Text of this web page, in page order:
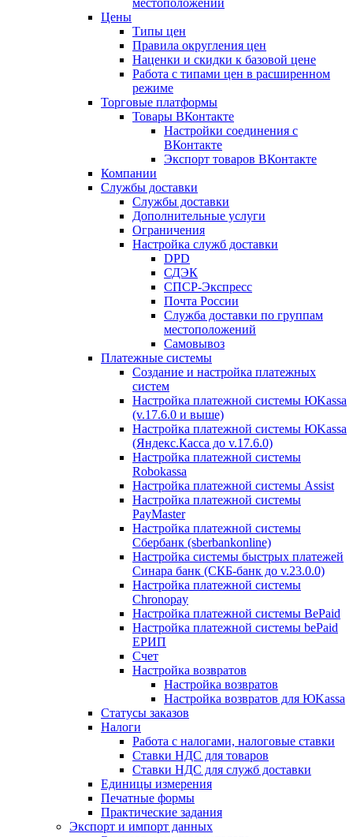
местоположений
Цены
Типы цен
Правила округления цен
Наценки и скидки к базовой цене
Работа с типами цен в расширенном
режиме
Торговые платформы
Товары ВКонтакте
Настройки соединения с
ВКонтакте
Экспорт товаров ВКонтакте
Компании
Службы доставки
Службы доставки
Дополнительные услуги
Ограничения
Настройка служб доставки
DPD
СДЭК
СПСР-Экспресс
Почта России
Служба доставки по группам
местоположений
Самовывоз
Платежные системы
Создание и настройка платежных
систем
Настройка платежной системы ЮKassa
(v.17.6.0 и выше)
Настройка платежной системы ЮKassa
(Яндекс.Касса до v.17.6.0)
Настройка платежной системы
Robokassa
Настройка платежной системы Assist
Настройка платежной системы
PayMaster
Настройка платежной системы
Сбербанк (sberbankonline)
Настройка системы быстрых платежей
Синара банк (СКБ-банк до v.23.0.0)
Настройка платежной системы
Chronopay
Настройка платежной системы BePaid
Настройка платежной системы bePaid
ЕРИП
Счет
Настройка возвратов
Настройка возвратов
Настройка возвратов для ЮKassa
Статусы заказов
Налоги
Работа с налогами, налоговые ставки
Ставки НДС для товаров
Ставки НДС для служб доставки
Единицы измерения
Печатные формы
Практические задания
Экспорт и импорт данных